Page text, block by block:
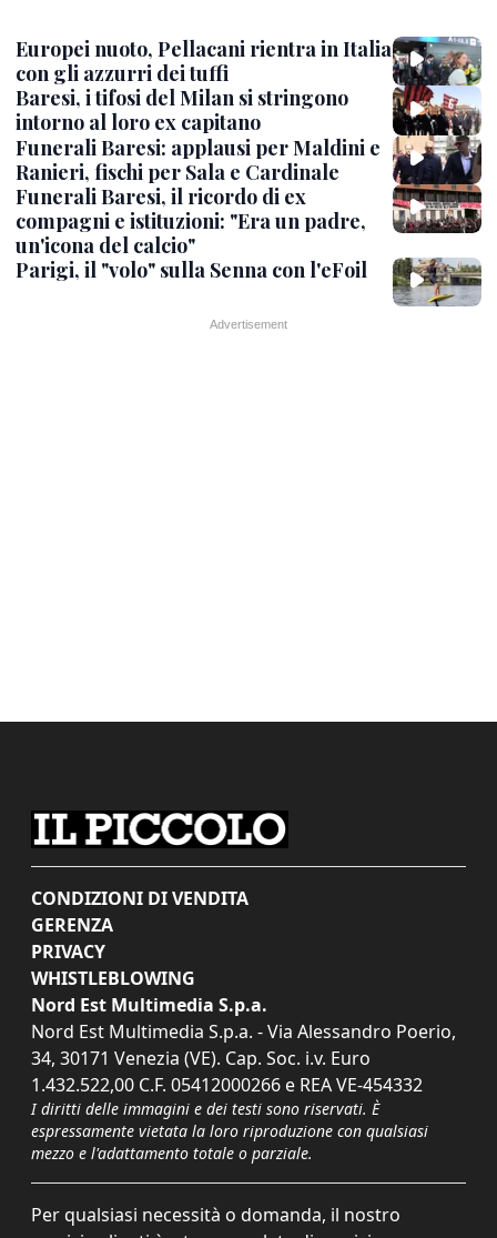
Europei nuoto, Pellacani rientra in Italia
con gli azzurri dei tuffi
Baresi, i tifosi del Milan si stringono
intorno al loro ex capitano
Funerali Baresi: applausi per Maldini e
Ranieri, fischi per Sala e Cardinale
Funerali Baresi, il ricordo di ex
compagni e istituzioni: "Era un padre,
un'icona del calcio"
Parigi, il "volo" sulla Senna con l'eFoil
CONDIZIONI DI VENDITA
GERENZA
PRIVACY
WHISTLEBLOWING
Nord Est Multimedia S.p.a.
Nord Est Multimedia S.p.a. - Via Alessandro Poerio,
34, 30171 Venezia (VE). Cap. Soc. i.v. Euro
1.432.522,00 C.F. 05412000266 e REA VE-454332
I diritti delle immagini e dei testi sono riservati. È
espressamente vietata la loro riproduzione con qualsiasi
mezzo e l'adattamento totale o parziale.
Per qualsiasi necessità o domanda, il nostro